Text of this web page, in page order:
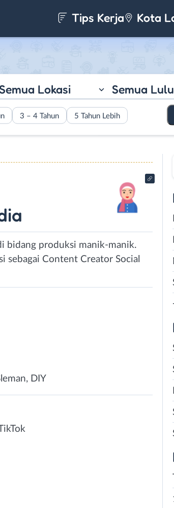
Tips Kerja Kota
Semua Lokasi Semua
3 – 4 Tahun 5 Tahun Lebih
bidang produksi manik-manik.
sebagai Content Creator Social
DIY